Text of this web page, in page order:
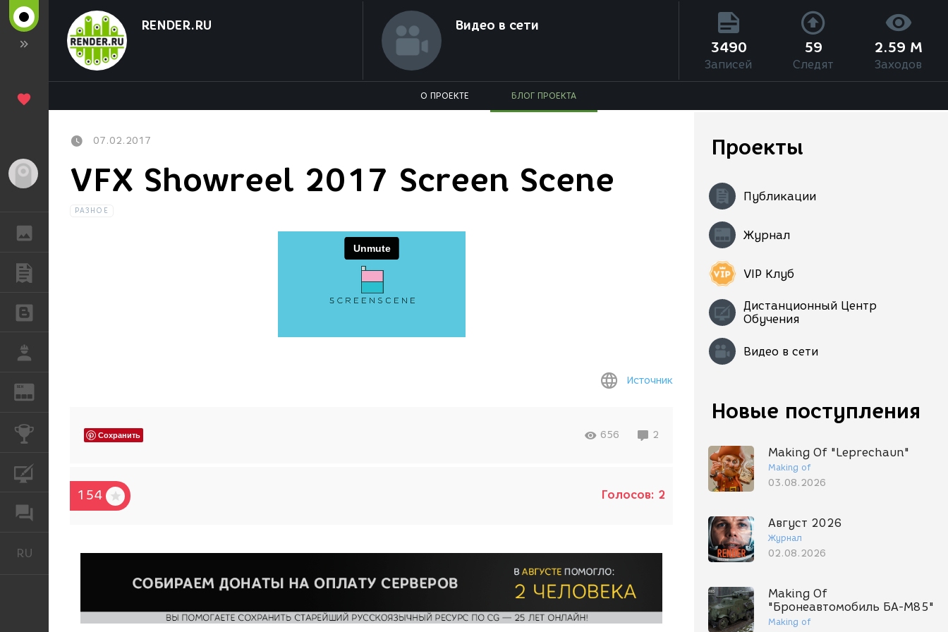
Гость
REN
КОНКУРСЫ
ФОРУМ
RU Русский
RENDER.RU Видео в сети
3490
Записей
59
Следят
2.59 M
Заходов
О ПРОЕКТЕ БЛОГ ПРОЕКТА
Проекты
Публикации
Журнал
VIP Клуб
Дистанционный Центр
Обучения
Видео в сети
Новые поступления
Making Of "Leprechaun"
Making of
03.08.2026
Август 2026
Журнал
02.08.2026
Making Of
"Бронеавтомобиль БА-М85"
Making of
07.02.2017
VFX Showreel 2017 Screen Scene
РАЗНОЕ
Источник
Сохранить 656 2
154 Голосов: 2